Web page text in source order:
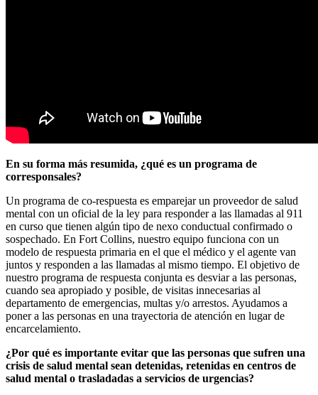
En su forma más resumida, ¿qué es un programa de
corresponsales?
Un programa de co-respuesta es emparejar un proveedor de salud
mental con un oficial de la ley para responder a las llamadas al 911
en curso que tienen algún tipo de nexo conductual confirmado o
sospechado. En Fort Collins, nuestro equipo funciona con un
modelo de respuesta primaria en el que el médico y el agente van
juntos y responden a las llamadas al mismo tiempo. El objetivo de
nuestro programa de respuesta conjunta es desviar a las personas,
cuando sea apropiado y posible, de visitas innecesarias al
departamento de emergencias, multas y/o arrestos. Ayudamos a
poner a las personas en una trayectoria de atención en lugar de
encarcelamiento.
¿Por qué es importante evitar que las personas que sufren una
crisis de salud mental sean detenidas, retenidas en centros de
salud mental o trasladadas a servicios de urgencias?